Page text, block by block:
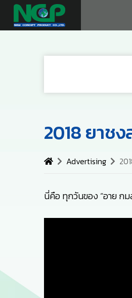
2018 ยาช
Advertising
นี่คือ ทุกวันของ “อาย กม